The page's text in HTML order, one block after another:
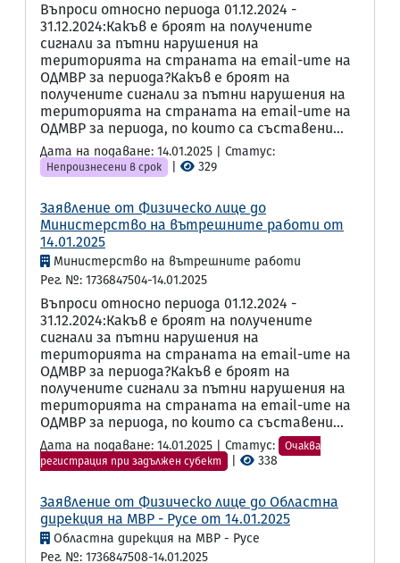
Въпроси относно периода 01.12.2024 -
31.12.2024:Какъв е броят на получените
сигнали за пътни нарушения на
територията на страната на email-ите на
ОДМВР за периода?Какъв е броят на
получените сигнали за пътни нарушения на
територията на страната на email-ите на
ОДМВР за периода, по които са съставени...
Дата на подаване: 14.01.2025 | Статус:
Непроизнесени в срок 329
Заявление от Физическо лице до
Министерство на вътрешните работи от
14.01.2025
Министерство на вътрешните работи
Рег. №: 1736847504-14.01.2025
Въпроси относно периода 01.12.2024 -
31.12.2024:Какъв е броят на получените
сигнали за пътни нарушения на
територията на страната на email-ите на
ОДМВР за периода?Какъв е броят на
получените сигнали за пътни нарушения на
територията на страната на email-ите на
ОДМВР за периода, по които са съставени...
Дата на подаване: 14.01.2025 | Статус:
Очаква
регистрация при задължен субект
338
Заявление от Физическо лице до Областна
дирекция на МВР - Русе от 14.01.2025
Областна дирекция на МВР - Русе
Рег. №: 1736847508-14.01.2025